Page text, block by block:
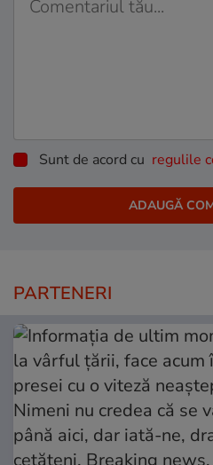
Sunt de acord cu regulile
PARTENERI